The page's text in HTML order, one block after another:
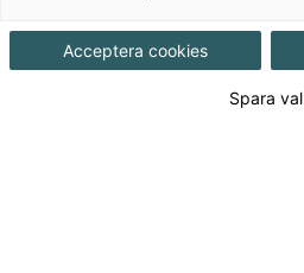
Acceptera cookies
Spara val